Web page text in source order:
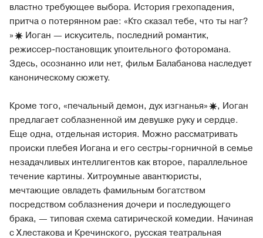
властно требующее выбора. История грехопадения,
притча о потерянном рае: «Кто сказал тебе, что ты наг?
»
Иоган — искуситель, последний романтик,
режиссер-постановщик упоительного фоторомана.
Здесь, осознанно или нет, фильм Балабанова наследует
каноническому сюжету.
Кроме того, «печальный демон, дух изгнанья»
, Иоган
предлагает соблазненной им девушке руку и сердце.
Еще одна, отдельная история. Можно рассматривать
происки плебея Иогана и его сестры-горничной в семье
незадачливых интеллигентов как второе, параллельное
течение картины. Хитроумные авантюристы,
мечтающие овладеть фамильным богатством
посредством соблазнения дочери и последующего
брака, — типовая схема сатирической комедии. Начиная
с Хлестакова и Кречинского, русская театральная